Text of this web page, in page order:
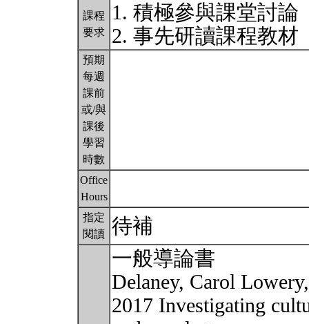
課程
要求
1. 積極參與課堂討論
2. 事先研讀課程教材
預期
每週
課前
或/與
課後
學習
時數
Office
Hours
指定
閱讀 待補
一般導論書
Delaney, Carol
2017 Investigating